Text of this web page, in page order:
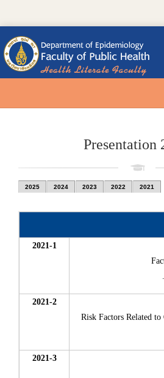
Presentation
2025 2024 2023 2022 2021
2021-1
2021-2
Risk Factors Related
2021-3